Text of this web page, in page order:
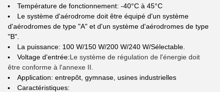
Température de fonctionnement: -40°C à 45°C
Le système d'aérodrome doit être équipé d'un système
d'aérodromes de type "A" et d'un système d'aérodromes de type
"B".
La puissance: 100 W/150 W/200 W/240 W/Sélectable.
Voltage d'entrée:Le système de régulation de l'énergie doit
être conforme à l'annexe II.
Application: entrepôt, gymnase, usines industrielles
Caractéristiques: